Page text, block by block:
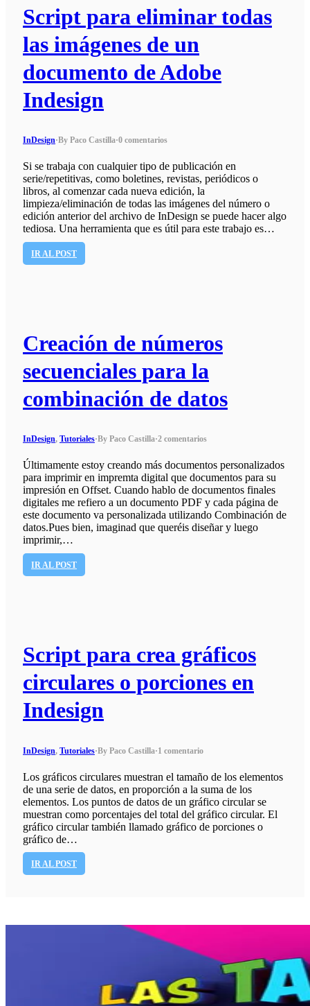
Script para eliminar todas
las imágenes de un
documento de Adobe
Indesign
InDesign·By Paco Castilla·0 comentarios
Si se trabaja con cualquier tipo de publicación en
serie/repetitivas, como boletines, revistas, periódicos o
libros, al comenzar cada nueva edición, la
limpieza/eliminación de todas las imágenes del número o
edición anterior del archivo de InDesign se puede hacer algo
tediosa. Una herramienta que es útil para este trabajo es…
IR AL POST
Creación de números
secuenciales para la
combinación de datos
InDesign, Tutoriales·By Paco Castilla·2 comentarios
Últimamente estoy creando más documentos personalizados
para imprimir en impremta digital que documentos para su
impresión en Offset. Cuando hablo de documentos finales
digitales me refiero a un documento PDF y cada página de
este documento va personalizada utilizando Combinación de
datos.Pues bien, imaginad que queréis diseñar y luego
imprimir,…
IR AL POST
Script para crea gráficos
circulares o porciones en
Indesign
InDesign, Tutoriales·By Paco Castilla·1 comentario
Los gráficos circulares muestran el tamaño de los elementos
de una serie de datos, en proporción a la suma de los
elementos. Los puntos de datos de un gráfico circular se
muestran como porcentajes del total del gráfico circular. El
gráfico circular también llamado gráfico de porciones o
gráfico de…
IR AL POST